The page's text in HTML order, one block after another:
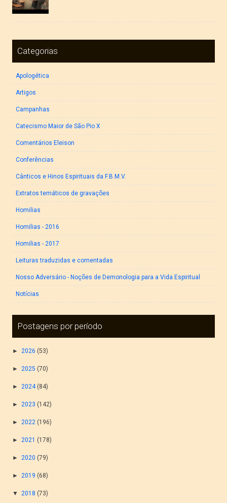
Categorias
Apologética
Artigos
Campanhas
Catecismo Maior de São Pio X
Comentários Eleison
Conferências
Cânticos e Hinos Espirituais da F.B.M.V.
Extratos temáticos de gravações
Homilias
Homilias - 2016
Homilias - 2017
Leituras traduzidas e comentadas
Nosso Adversário - Noções de Demonologia para a Vida Espiritual
Notícias
Postagens por período
► 2026 (53)
► 2025 (70)
► 2024 (84)
► 2023 (142)
► 2022 (196)
► 2021 (178)
► 2020 (79)
► 2019 (68)
▼ 2018 (73)